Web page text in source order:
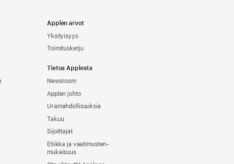
Applen arvot
Yksityisyys
Toimitusketju
Tietoa Applesta
Newsroom
Applen johto
Uramahdollisuuksia
Takuu
Sijoittajat
Etiikka ja vaatimusten­
mukaisuus